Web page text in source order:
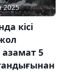
2025
кісі
азамат 5